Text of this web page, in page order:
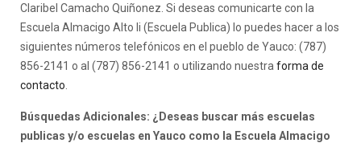
Claribel Camacho Quiñonez. Si deseas comunicarte con la
Escuela Almacigo Alto Ii (Escuela Publica) lo puedes hacer a los
siguientes números telefónicos en el pueblo de Yauco: (787)
856-2141 o al (787) 856-2141 o utilizando nuestra forma de
contacto
Búsquedas Adicionales: ¿Deseas buscar más escuelas
publicas y/o escuelas en Yauco como la Escuela Almacigo